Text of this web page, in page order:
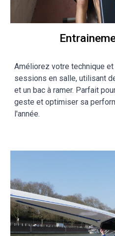
Améliorez votre technique
sessions en salle, utilisant
et un bac à ramer. Parfait
geste et optimiser sa
l'année.